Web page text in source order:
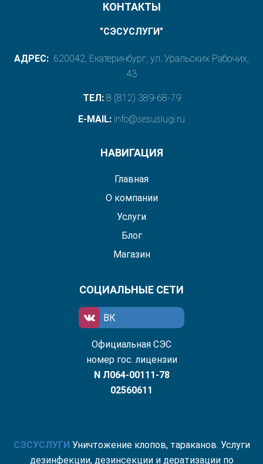
КОНТАКТЫ
"СЭСУСЛУГИ"
АДРЕС: 620042, Екатеринбург, ул. Уральских Рабочих,
43
ТЕЛ: 8 (812) 389-68-79
E-MAIL: info@sesuslugi.ru
НАВИГАЦИЯ
Главная
О компании
Услуги
Блог
Магазин
СОЦИАЛЬНЫЕ СЕТИ
ВК
Официальная СЭС
номер гос. лицензии
N Л064-00111-78
02560611
СЭСУСЛУГИ Уничтожение клопов, тараканов. Услуги
дезинфекции, дезинсекции и дератизации по